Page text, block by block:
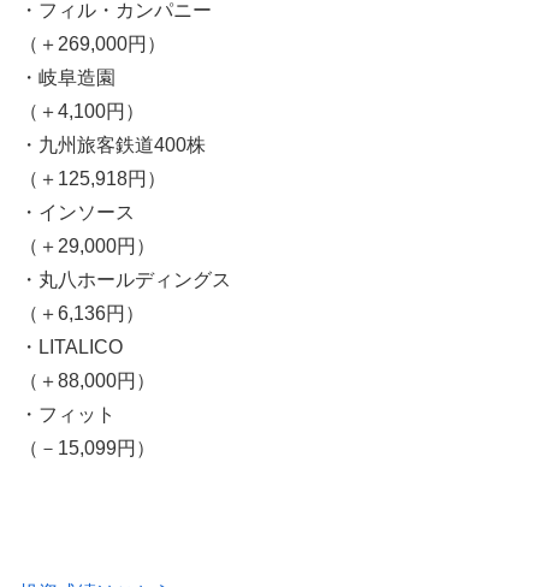
・フィル・カンパニー
（＋269,000円）
・岐阜造園
（＋4,100円）
・九州旅客鉄道400株
（＋125,918円）
・インソース
（＋29,000円）
・丸八ホールディングス
（＋6,136円）
・LITALICO
（＋88,000円）
・フィット
（－15,099円）